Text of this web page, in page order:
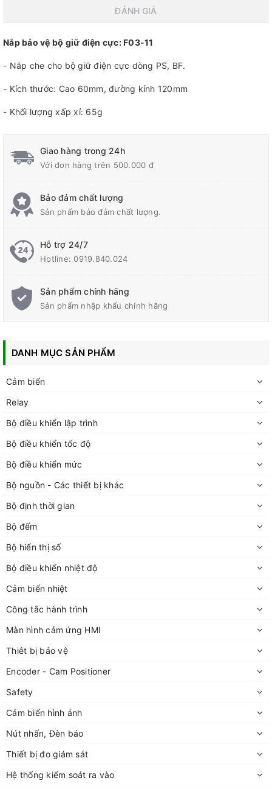
ĐÁNH GIÁ
Nắp bảo vệ bộ giữ điện cực: F03-11
- Nắp che cho bộ giữ điện cực dòng PS, BF.
- Kích thước: Cao 60mm, đường kính 120mm
- Khối lượng xấp xỉ: 65g
Giao hàng trong 24h
Với đơn hàng trên 500.000 đ
Bảo đảm chất lượng
Sản phẩm bảo đảm chất lượng.
Hỗ trợ 24/7
Hotline:0919.840.024
Sản phẩm chính hãng
Sản phẩm nhập khẩu chính hãng
DANH MỤC SẢN PHẨM
Cảm biến
Relay
Bộ điều khiển lập trình
Bộ điều khiển tốc độ
Bộ điều khiển mức
Bộ nguồn - Các thiết bị khác
Bộ định thời gian
Bộ đếm
Bộ hiển thị số
Bộ điều khiển nhiệt độ
Cảm biến nhiệt
Công tắc hành trình
Màn hình cảm ứng HMI
Thiêt bị bảo vệ
Encoder - Cam Positioner
Safety
Cảm biến hình ảnh
Nút nhấn, Đèn báo
Thiết bị đo giám sát
Hệ thống kiểm soát ra vào